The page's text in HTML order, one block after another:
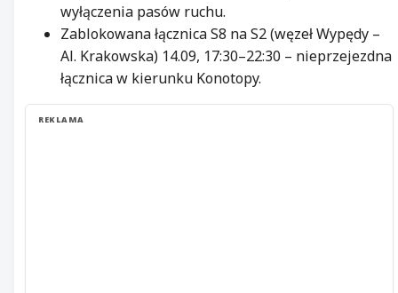
wyłączenia pasów ruchu.
Zablokowana łącznica S8 na S2 (węzeł Wypędy –
Al. Krakowska) 14.09, 17:30–22:30 – nieprzejezdna
łącznica w kierunku Konotopy.
REKLAMA